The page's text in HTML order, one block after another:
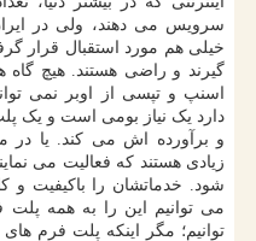
سرویس می دهند، ولی در
خیلی هم مورد استقبال قرار
گیرند و راضی هستند. هیچ
اسنپ و تپسی از اوبر نمی
دارد یک نیاز بومی است و یک
و برآورده اش می کند. یا در
زیادی هستند که فعالیت می
شود. خدماتشان را باکیفیت و
می توانیم این را به همه
توانیم؛ مگر اینکه پلت فرم